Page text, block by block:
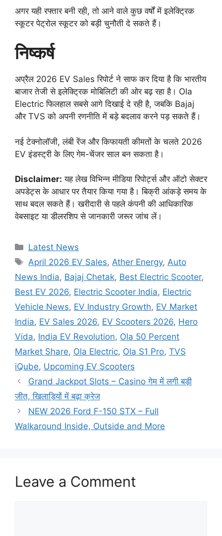
अगर यही रफ्तार बनी रही, तो आने वाले कुछ वर्षों में इलेक्ट्रिक
स्कूटर पेट्रोल स्कूटर को बड़ी चुनौती दे सकते हैं।
निष्कर्ष
अप्रैल 2026 EV Sales रिपोर्ट ने साफ कर दिया है कि भारतीय
बाजार तेजी से इलेक्ट्रिक मोबिलिटी की ओर बढ़ रहा है। Ola
Electric फिलहाल सबसे आगे दिखाई दे रही है, जबकि Bajaj
और TVS को अपनी रणनीति में बड़े बदलाव करने पड़ सकते हैं।
नई टेक्नोलॉजी, लंबी रेंज और किफायती कीमतों के चलते 2026
EV इंडस्ट्री के लिए गेम-चेंजर साल बन सकता है।
Disclaimer: यह लेख विभिन्न मीडिया रिपोर्ट्स और ऑटो सेक्टर
अपडेट्स के आधार पर तैयार किया गया है। बिक्री आंकड़े समय के
साथ बदल सकते हैं। खरीदारी से पहले कंपनी की आधिकारिक
वेबसाइट या डीलरशिप से जानकारी जरूर जांच लें।
Categories
Latest News
Tags
April 2026 EV Sales,Ather Energy,Auto
News India, Bajaj Chetak, Best Electric Scooter,
Best EV 2026, Electric Scooter India, Electric
Vehicle News, EV Industry Growth, EV Market
India, EV Sales 2026, EV Scooters 2026, Hero
Vida, India EV Revolution, Ola 50 Percent
Market Share, Ola Electric, Ola S1 Pro, TVS
iQube, Upcoming EV Scooters
Grand Jackpot Slots – Casino गेम में लगी बड़ी
जीत, खिलाड़ियों में बढ़ा क्रेज
NEW 2026 Ford F-150 STX – Full
Walkaround Inside, Outside and More
Leave a Comment